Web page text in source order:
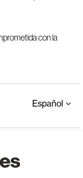
con la
Español